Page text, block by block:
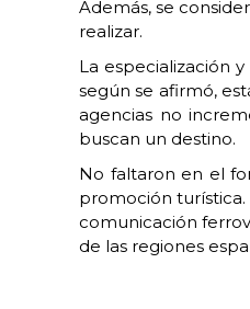
Además, se
realizar.
La especialización
según se afirmó,
agencias no
buscan un destino.
No faltaron en el
promoción
comunicación
de las regiones